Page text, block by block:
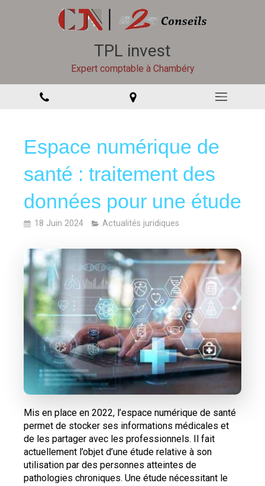
TPL invest
Expert comptable à Chambéry
Espace numérique de
santé : traitement des
données pour une étude
18 Juin 2024 Actualités juridiques
Mis en place en 2022, l’espace numérique de santé
permet de stocker ses informations médicales et
de les partager avec les professionnels. Il fait
actuellement l’objet d’une étude relative à son
utilisation par des personnes atteintes de
pathologies chroniques. Une étude nécessitant le